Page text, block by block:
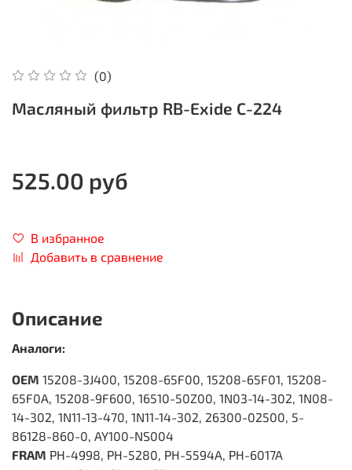
(0)
Масляный фильтр RB-Exide C-224
525.00 руб
В избранное
Добавить в сравнение
Описание
Аналоги:
OEM 15208-3J400, 15208-65F00, 15208-65F01, 15208-
65F0A, 15208-9F600, 16510-50Z00, 1N03-14-302, 1N08-
14-302, 1N11-13-470, 1N11-14-302, 26300-02500, 5-
86128-860-0, AY100-NS004
FRAM PH-4998, PH-5280, PH-5594A, PH-6017A